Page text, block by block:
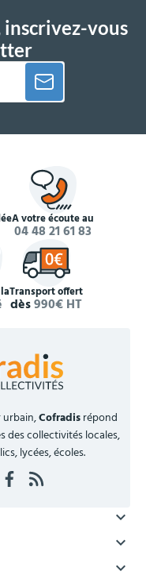
inscrivez-vous
À votre écoute au
04 48 21 61 83
Transport offert
dès990€ HT
Cofradisrépond
des collectivités locales,
lycées, écoles.


